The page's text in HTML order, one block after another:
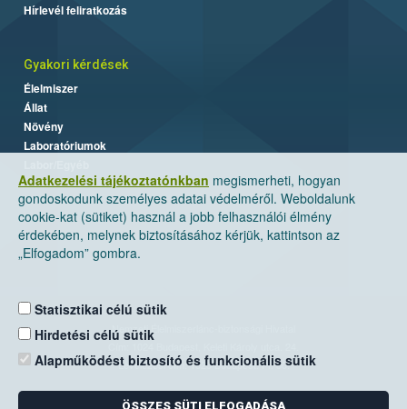
Adatkezelési tájékoztatónkban megismerheti, hogyan
gondoskodunk személyes adatai védelméről. Weboldalunk
cookie-kat (sütiket) használ a jobb felhasználói élmény
érdekében, melynek biztosításához kérjük, kattintson az
„Elfogadom” gombra.
Statisztikai célú sütik
Hirdetési célú sütik
Alapműködést biztosító és funkcionális sütik
ÖSSZES SÜTI ELFOGADÁSA
Hírlevél feliratkozás
Gyakori kérdések
Élelmiszer
Állat
Növény
Laboratóriumok
Nemzeti Élelmiszerlánc-biztonsági Hivatal
Levelezési cím: 1525 Budapest. Pf. 30.